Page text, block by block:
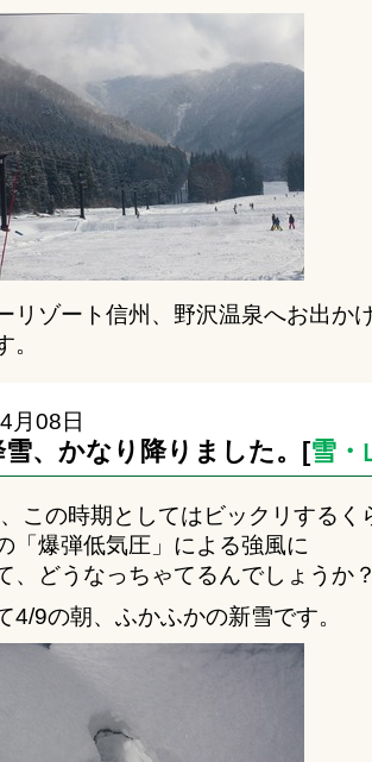
リゾート信州、野沢温泉へお出か
。
月08日
雪、かなり降りました。[雪・
この時期としてはビックリするく
「爆弾低気圧」による強風に
、どうなっちゃてるんでしょうか
4/9の朝、ふかふかの新雪です。